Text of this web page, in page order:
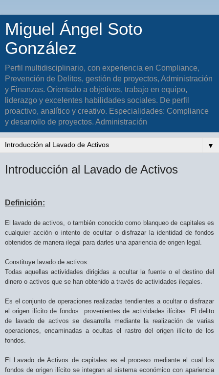
Miguel Ángel Soto
González
Perfil multidisciplinario, con experiencia en Compliance,
Prevención de Delitos, gestión de proyectos, Administración
y Finanzas. Orientado a objetivos, trabajo en equipo,
liderazgo y excelentes habilidades sociales. De perfil
proactivo, analítico y creativo. Especialidades: Compliance
y desarrollo de proyectos. Administración
▼
Introducción al Lavado de Activos
Definición:
El lavado de activos, o también conocido como blanqueo de capitales es
cualquier acción o intento de ocultar o disfrazar la identidad de fondos
obtenidos de manera ilegal para darles una apariencia de origen legal.
Constituye lavado de activos:
Todas aquellas actividades dirigidas a ocultar la fuente o el destino del
dinero o activos que se han obtenido a través de actividades ilegales.
Es el conjunto de operaciones realizadas tendientes a ocultar o disfrazar
el origen ilícito de fondos provenientes de actividades ilícitas. El delito
de lavado de activos se desarrolla mediante la realización de varias
operaciones, encaminadas a ocultas el rastro del origen ilícito de los
fondos.
El Lavado de Activos de capitales es el proceso mediante el cual los
fondos de origen ilícito se integran al sistema económico con apariencia